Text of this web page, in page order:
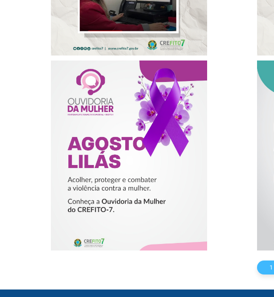
AGOSTO LILÁS –
ACOLHER,
PROTEGER E
COMBATER A
VIOLÊNCIA
CONTRA A
MULHER
1